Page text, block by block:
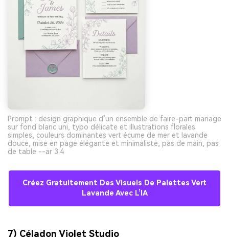
Prompt : design graphique d’un ensemble de faire-part mariage
sur fond blanc uni, typo délicate et illustrations florales
simples, couleurs dominantes vert écume de mer et lavande
douce, mise en page élégante et minimaliste, pas de main, pas
de table --ar 3:4
Créez Gratuitement Des Visuels De Palettes Vert
Lavande Avec L’IA
7) Céladon Violet Studio